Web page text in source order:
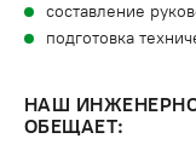
составление
подготовка
НАШ
ОБЕЩАЕТ: